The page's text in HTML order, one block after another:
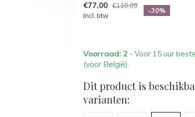
€77,00 €110,00
Incl. btw
-30%
Voorraad: 2 - Voor 15 uur
(voor België).
Dit product is
varianten: